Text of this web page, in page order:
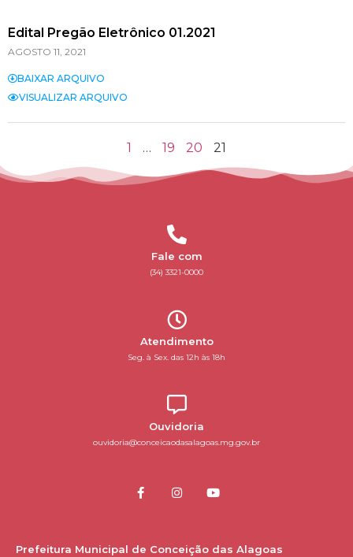
Edital Pregão Eletrônico 01.2021
AGOSTO 11, 2021
BAIXAR ARQUIVO
VISUALIZAR ARQUIVO
1 … 19 20 21
Fale com
(34) 3321-0000
Atendimento
Seg. à Sex. das 12h às 18h
Ouvidoria
ouvidoria@conceicaodasalagoas.mg.gov.br
Prefeitura Municipal de Conceição das Alagoas